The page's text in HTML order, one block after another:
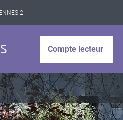
2
Compte lecteur